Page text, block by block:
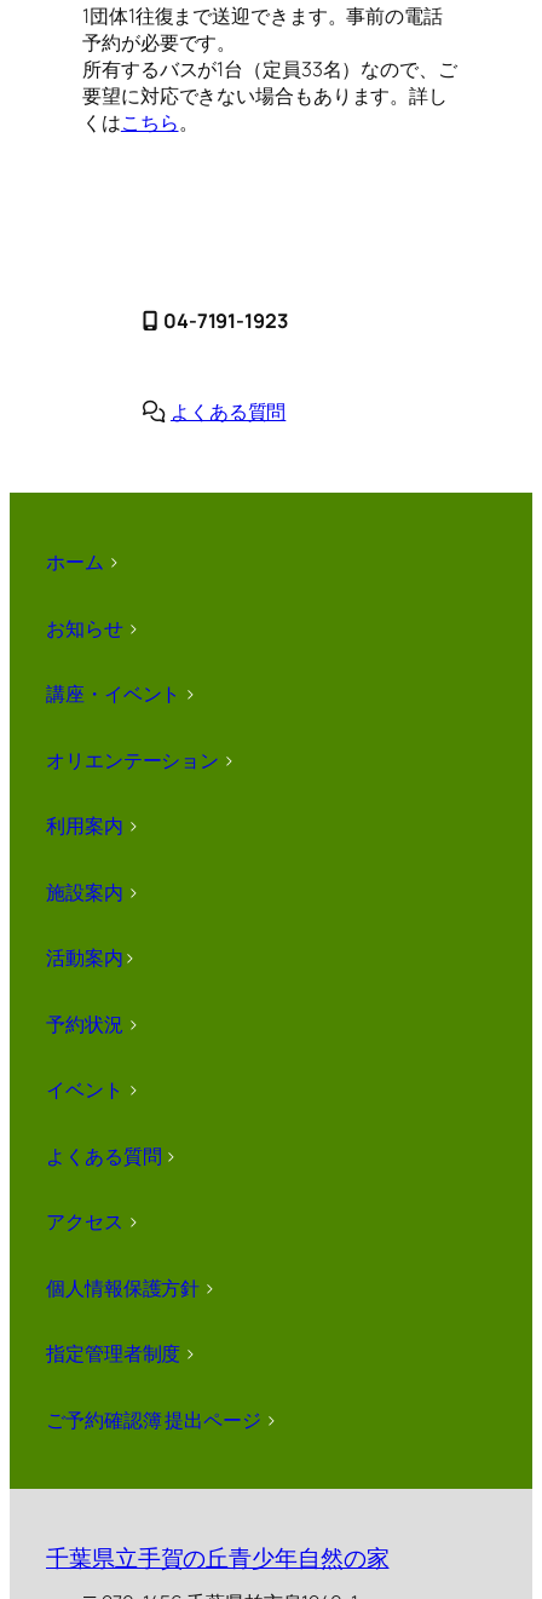
1団体1往復まで送迎できます。事前の電話
予約が必要です。
所有するバスが1台（定員33名）なので、ご
要望に対応できない場合もあります。詳し
くはこちら。
04-7191-1923
よくある質問
ホーム >
お知らせ>
講座・イベント >
オリエンテーション >
利用案内 >
施設案内 >
活動案内>
予約状況 >
イベント >
よくある質問 >
アクセス >
個人情報保護方針 >
指定管理者制度 >
ご予約確認簿 提出ページ >
千葉県立手賀の丘青少年自然の家